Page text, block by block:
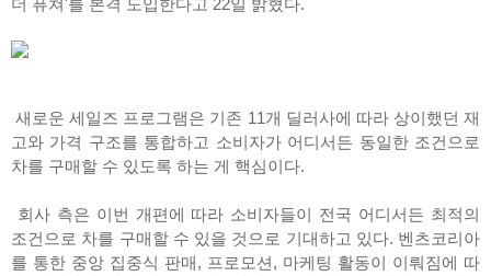
더 퓨쳐'를 본격 도입한다고 22일 밝혔다.
새로운 세일즈 프로그램은 기존 11개 딜러사에 따라 상이했던 재
고와 가격 구조를 통합하고 소비자가 어디서든 동일한 조건으로
차를 구매할 수 있도록 하는 게 핵심이다.
회사 측은 이번 개편에 따라 소비자들이 전국 어디서든 최적의
조건으로 차를 구매할 수 있을 것으로 기대하고 있다. 벤츠코리아
를 통한 중앙 집중식 판매, 프로모션, 마케팅 활동이 이뤄짐에 따